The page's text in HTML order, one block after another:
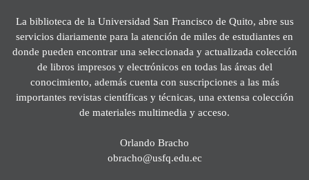
La biblioteca de la Universidad San Francisco de Quito, abre sus
servicios diariamente para la atención de miles de estudiantes en
donde pueden encontrar una seleccionada y actualizada colección
de libros impresos y electrónicos en todas las áreas del
conocimiento, además cuenta con suscripciones a las más
importantes revistas científicas y técnicas, una extensa colección
de materiales multimedia y acceso.
Orlando Bracho
obracho@usfq.edu.ec